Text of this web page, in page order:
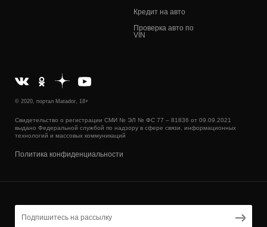
Кредит на авто
Проверка авто по
VIN
© 2020, портал Matador, 18+
Свидетельство о регистрации СМИ № ЭЛ № ФС 77 – 81836 от 09.09.2021
выдано Федеральной службой по надзору в сфере связи, информационных
технологий и массовых коммуникаций
Политика конфиденциальности